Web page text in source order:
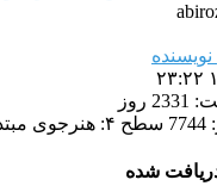
روز
سطح ۴: هنرجوی مبتدی
شده